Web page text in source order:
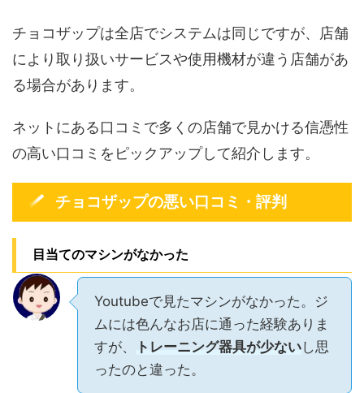
チョコザップは全店でシステムは同じですが、店舗
により取り扱いサービスや使用機材が違う店舗があ
る場合があります。
ネットにある口コミで多くの店舗で見かける信憑性
の高い口コミをピックアップして紹介します。
チョコザップの悪い口コミ・評判
目当てのマシンがなかった
Youtubeで見たマシンがなかった。ジ
ムには色んなお店に通った経験ありま
すが、
トレーニング器具が少ないし思
ったのと違った。